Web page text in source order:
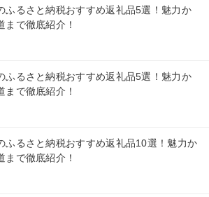
ふるさと納税おすすめ返礼品5選！魅力か
まで徹底紹介！
ふるさと納税おすすめ返礼品5選！魅力か
まで徹底紹介！
ふるさと納税おすすめ返礼品10選！魅力か
まで徹底紹介！